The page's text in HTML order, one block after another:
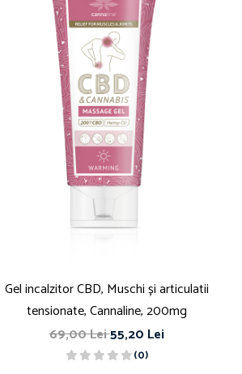
Gel incalzitor CBD, Muschi și articulatii
tensionate, Cannaline, 200mg
69,00 Lei55,20 Lei
(0)